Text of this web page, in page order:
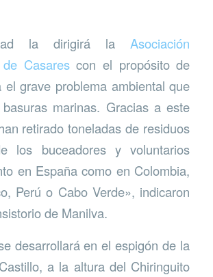
la dirigirá la Asociación
Casarescon el propósito de
el grave problema ambiental que
marinas. Gracias a este
retirado toneladas de residuos
los buceadores y voluntarios
en España como en Colombia,
Perú o Cabo Verde», indicaron
de Manilva.
desarrollará en el espigón de la
a la altura del Chiringuito